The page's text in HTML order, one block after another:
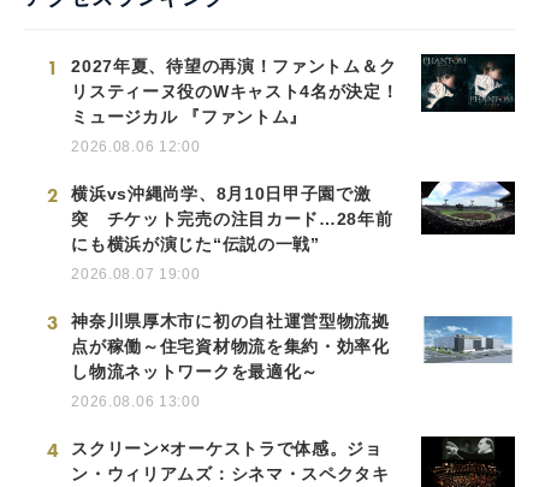
1
2027年夏、待望の再演！ファントム＆ク
リスティーヌ役のWキャスト4名が決定！
ミュージカル 『ファントム』
2026.08.06 12:00
2
横浜vs沖縄尚学、8月10日甲子園で激
突 チケット完売の注目カード…28年前
にも横浜が演じた“伝説の一戦”
2026.08.07 19:00
3
神奈川県厚木市に初の自社運営型物流拠
点が稼働～住宅資材物流を集約・効率化
し物流ネットワークを最適化～
2026.08.06 13:00
4
スクリーン×オーケストラで体感。ジョ
ン・ウィリアムズ：シネマ・スペクタキ